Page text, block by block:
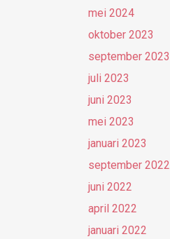
mei 2024
oktober 2023
september 2023
juli 2023
juni 2023
mei 2023
januari 2023
september 2022
juni 2022
april 2022
januari 2022